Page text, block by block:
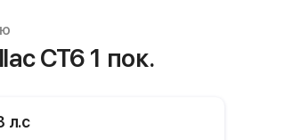
CT6 1 пок.
л.с